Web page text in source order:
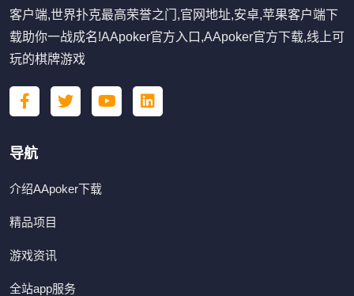
客户端,世界扑克最高荣誉之门,官网地址,安卓,苹果客户端下
载助你一战成名!AApoker官方入口,AApoker官方下载,线上可
玩的棋牌游戏
导航
介绍AApoker下载
精品项目
游戏资讯
全站app服务